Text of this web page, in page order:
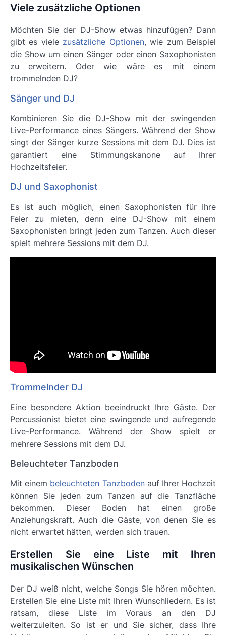
Viele zusätzliche Optionen
Möchten Sie der DJ-Show etwas hinzufügen? Dann
gibt es viele zusätzliche Optionen, wie zum Beispiel
die Show um einen Sänger oder einen Saxophonisten
zu erweitern. Oder wie wäre es mit einem
trommelnden DJ?
Sänger und DJ
Kombinieren Sie die DJ-Show mit der swingenden
Live-Performance eines Sängers. Während der Show
singt der Sänger kurze Sessions mit dem DJ. Dies ist
garantiert eine Stimmungskanone auf Ihrer
Hochzeitsfeier.
DJ und Saxophonist
Es ist auch möglich, einen Saxophonisten für Ihre
Feier zu mieten, denn eine DJ-Show mit einem
Saxophonisten bringt jeden zum Tanzen. Auch dieser
spielt mehrere Sessions mit dem DJ.
Trommelnder DJ
Eine besondere Aktion beeindruckt Ihre Gäste. Der
Percussionist bietet eine swingende und aufregende
Live-Performance. Während der Show spielt er
mehrere Sessions mit dem DJ.
Beleuchteter Tanzboden
Mit einem beleuchteten Tanzbodenauf Ihrer Hochzeit
können Sie jeden zum Tanzen auf die Tanzfläche
bekommen. Dieser Boden hat einen große
Anziehungskraft. Auch die Gäste, von denen Sie es
nicht erwartet hätten, werden sich trauen.
Erstellen Sie eine Liste mit Ihren
musikalischen Wünschen
Der DJ weiß nicht, welche Songs Sie hören möchten.
Erstellen Sie eine Liste mit Ihren Wunschliedern. Es ist
ratsam, diese Liste im Voraus an den DJ
weiterzuleiten. So ist er und Sie sicher, dass Ihre